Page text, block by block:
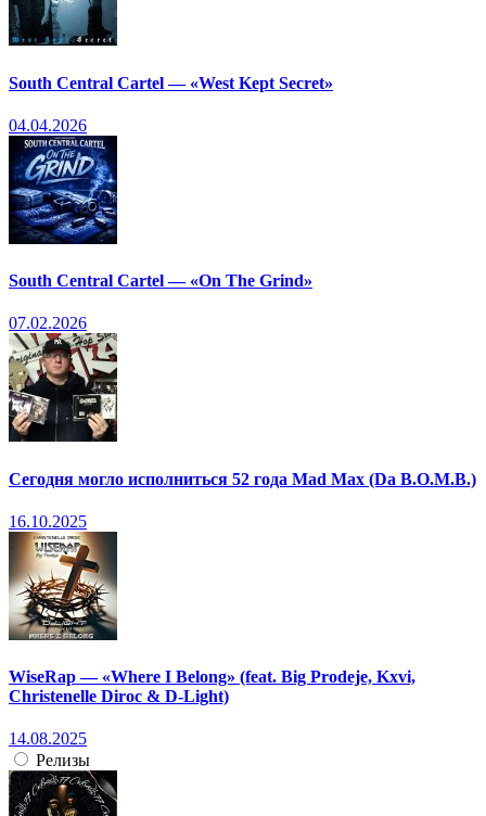
South Central Cartel — «West Kept Secret»
04.04.2026
South Central Cartel — «On The Grind»
07.02.2026
Сегодня могло исполниться 52 года Mad Max (Da B.O.M.B.)
16.10.2025
WiseRap — «Where I Belong» (feat. Big Prodeje, Kxvi,
Christenelle Diroc & D-Light)
14.08.2025
Релизы